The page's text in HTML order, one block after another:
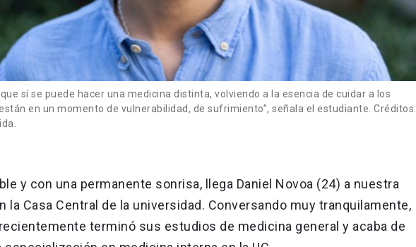
sí se puede hacer una medicina distinta, volviendo a la esencia de cuidar a los
en un momento de vulnerabilidad, de sufrimiento”, señala el estudiante. Créditos:
y con una permanente sonrisa, llega Daniel Novoa (24) a nuestra
la Casa Central de la universidad. Conversando muy tranquilamente,
terminó sus estudios de medicina general y acaba de